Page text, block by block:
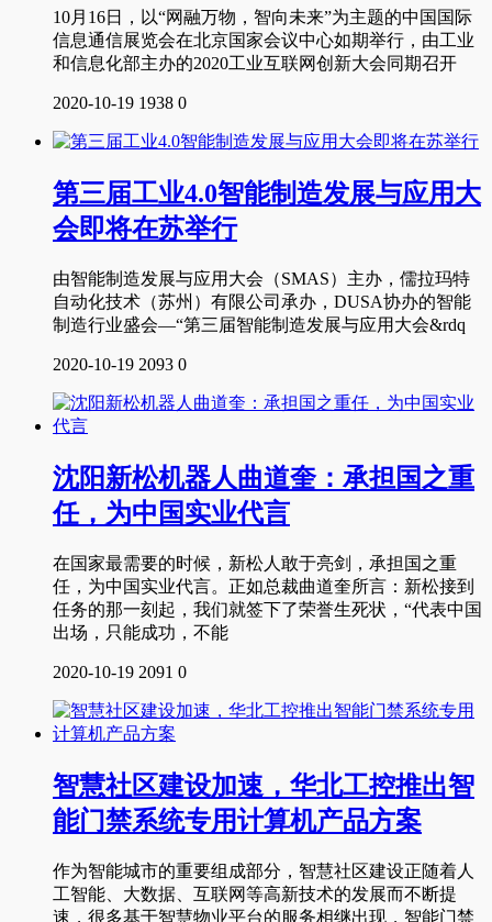
10月16日，以“网融万物，智向未来”为主题的中国国际
信息通信展览会在北京国家会议中心如期举行，由工业
和信息化部主办的2020工业互联网创新大会同期召开
2020-10-19 1938 0
第三届工业4.0智能制造发展与应用大
会即将在苏举行
由智能制造发展与应用大会（SMAS）主办，儒拉玛特
自动化技术（苏州）有限公司承办，DUSA协办的智能
制造行业盛会—“第三届智能制造发展与应用大会&rdq
2020-10-19 2093 0
沈阳新松机器人曲道奎：承担国之重
任，为中国实业代言
在国家最需要的时候，新松人敢于亮剑，承担国之重
任，为中国实业代言。正如总裁曲道奎所言：新松接到
任务的那一刻起，我们就签下了荣誉生死状，“代表中国
出场，只能成功，不能
2020-10-19 2091 0
智慧社区建设加速，华北工控推出智
能门禁系统专用计算机产品方案
作为智能城市的重要组成部分，智慧社区建设正随着人
工智能、大数据、互联网等高新技术的发展而不断提
速，很多基于智慧物业平台的服务相继出现，智能门禁